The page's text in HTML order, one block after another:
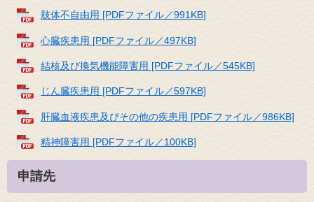
肢体不自由用 [PDFファイル／991KB]
心臓疾患用 [PDFファイル／497KB]
結核及び換気機能障害用 [PDFファイル／545KB]
じん臓疾患用 [PDFファイル／597KB]
肝臓血液疾患及びその他の疾患用 [PDFファイル／986KB]
精神障害用 [PDFファイル／100KB]
申請先